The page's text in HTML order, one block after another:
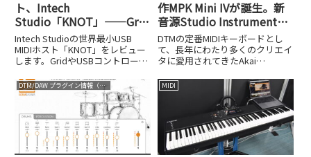
ト、Intech
Studio「KNOT」——Grid
やUSBコントローラーで
MIDI機器を自在にコントロ
ール
Intech Studioの世界最小USB
MIDIホスト「KNOT」をレビュー
します。GridやUSBコントローラ
を自在にコントロールする方法を
解説します。
作MPK Mini IVが誕生。新
音源Studio Instrument
Collectionとセットで
16,800円!? MPC伝統のレ
トロカラーも
DTMの定番MIDIキーボードとし
て、長年にわたり多くのクリエイ
タに愛用されてきたAkai
ズ。その最新モデルとなる「MPK
Mini IV」（16,800円税込）が、10
月15日に発売されま...
DTM/DAW プラグイン情報（VST AU AAX） MIDI